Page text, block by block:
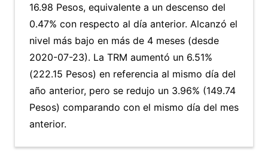
16.98 Pesos, equivalente a un descenso del
0.47% con respecto al día anterior. Alcanzó el
nivel más bajo en más de 4 meses (desde
2020-07-23). La TRM aumentó un 6.51%
(222.15 Pesos) en referencia al mismo día del
año anterior, pero se redujo un 3.96% (149.74
Pesos) comparando con el mismo día del mes
anterior.